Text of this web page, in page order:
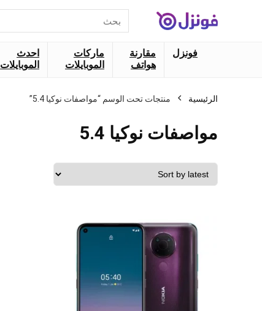
عن:
فونزل
مقارنة
هواتف
ماركات
الموبايلات
احدث
الموبايلات
الرئيسية منتجات تحت الوسم “مواصفات نوكيا 5.4”
مواصفات نوكيا 5.4